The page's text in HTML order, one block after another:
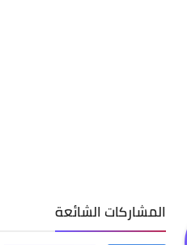
المشاركات الشائعة